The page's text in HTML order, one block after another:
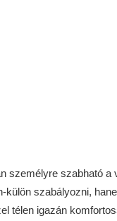
személyre szabható
külön szabályozni,
télen igazán